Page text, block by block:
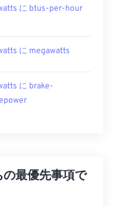
に btus-per-hour
に megawatts
に brake-
最優先事項で